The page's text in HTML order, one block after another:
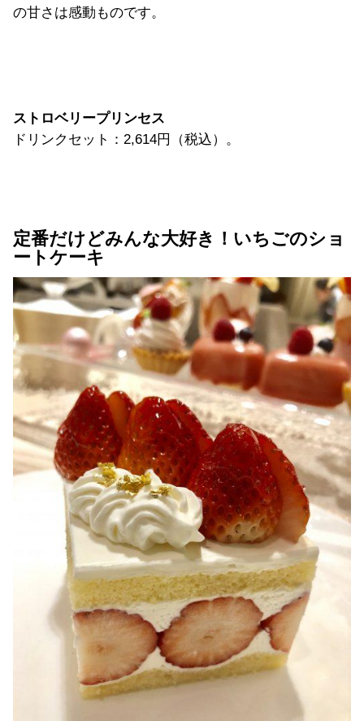
の甘さは感動ものです。
ストロベリープリンセス
ドリンクセット：2,614円（税込）。
定番だけどみんな大好き！いちごのショ
ートケーキ